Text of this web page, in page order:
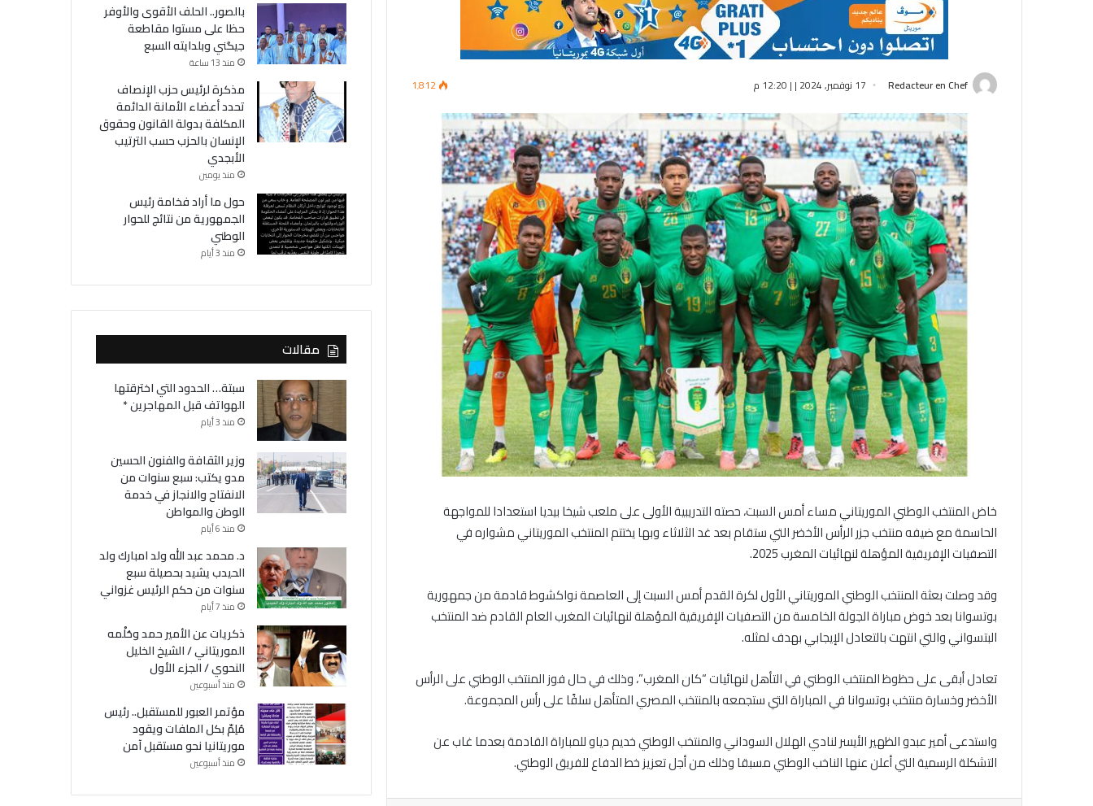
Redacteur en Chef 17 نوفمبر, 2024 | | 12:20 م 1٬812
خاض المنتخب الوطني الموريتاني مساء أمس السبت، حصته التدريبية الأولى على ملعب شيخا بيديا استعدادا للمواجهة
الحاسمة مع ضيفه منتخب جزر الرأس الأخضر التي ستقام بعد غد الثلاثاء وبها يختتم المنتخب الموريتاني مشواره في
التصفيات الإفريقية المؤهلة لنهائيات المغرب 2025.
وقد وصلت بعثة المنتخب الوطني الموريتاني الأول لكرة القدم أمس السبت إلى العاصمة نواكشوط قادمة من جمهورية
بوتسوانا بعد خوض مباراة الجولة الخامسة من التصفيات الإفريقية المؤهلة لنهائيات المغرب العام القادم ضد المنتخب
البتسواني والتي انتهت بالتعادل الإيجابي بهدف لمثله.
تعادل أبقى على حظوظ المنتخب الوطني في التأهل لنهائيات “كان المغرب”، وذلك في حال فوز المنتخب الوطني على الرأس
الأخضر وخسارة منتخب بوتسوانا في المباراة التي ستجمعه بالمنتخب المصري المتأهل سلفًا على رأس المجموعة.
واستدعى أمير عبدو الظهير الأيسر لنادي الهلال السوداني والمنتخب الوطني خديم دياو للمباراة القادمة بعدما غاب عن
التشكلة الرسمية التي أعلن عنها الناخب الوطني مسبقا وذلك من أجل تعزيز خط الدفاع للفريق الوطني.
بالصور.. الحلف الأقوى والأوفر
حظا على مستوا مقاطعة
جيگني وبلدايته السبع
منذ 13 ساعة
مذكرة لرئيس حزب الإنصاف
تحدد أعضاء الأمانة الدائمة
المكلفة بدولة القانون وحقوق
الإنسان بالحزب حسب الترتيب
الأبجدي
منذ يومين
حول ما أراد فخامة رئيس
الجمهورية من نتائج للحوار
الوطني
منذ 3 أيام
مقالات
سبتة… الحدود التي اخترقتها
الهواتف قبل المهاجرين *
منذ 3 أيام
وزير الثقافة والفنون الحسين
مدو يكتب: سبع سنوات من
الانفتاح والانجاز في خدمة
الوطن والمواطن
منذ 6 أيام
د. محمد عبد الله ولد امبارك ولد
الحيدب يشيد بحصيلة سبع
سنوات من حكم الرئيس غزواني
منذ 7 أيام
ذكريات عن الأمير حمد وحُلْمه
الموريتاني / الشيخ الخليل
النحوي / الجزء الأول
منذ أسبوعين
مؤتمر العبور للمستقبل.. رئيس
مُلِمّ بكل الملفات ويقود
موريتانيا نحو مستقبل آمن
منذ أسبوعين